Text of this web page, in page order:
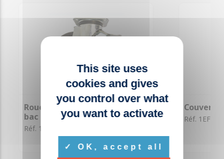
Roue avec frein 200mm pour
bac 4 roues
Réf. 1DA022
Réf. 1EF001
This site uses
cookies and gives
you control over what
you want to activate
OK, accept all